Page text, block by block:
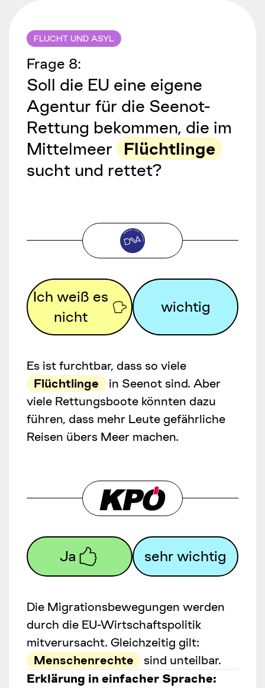
FLUCHT UND ASYL
Frage 8:
Soll die EU eine eigene
Agentur für die Seenot-
Rettung bekommen, die im
Mittelmeer Flüchtlinge
sucht und rettet?
Ich weiß es
nicht
wichtig
Es ist furchtbar, dass so viele
Flüchtlinge
in Seenot sind. Aber
viele Rettungsboote könnten dazu
führen, dass mehr Leute gefährliche
Reisen übers Meer machen.
Ja sehr wichtig
Die Migrationsbewegungen werden
durch die EU-Wirtschaftspolitik
mitverursacht. Gleichzeitig gilt:
Menschenrechte
sind unteilbar.
Erklärung in einfacher Sprache: